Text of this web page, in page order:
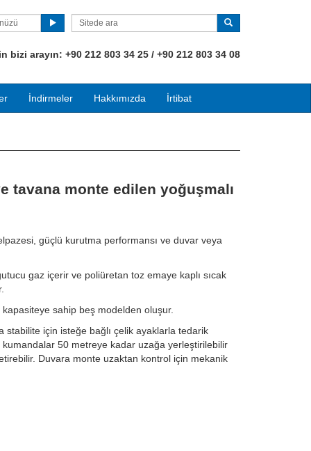
bizi arayın: +90 212 803 34 25 / +90 212 803 34 08
İndirmeler Hakkımızda İrtibat
tavana monte edilen yoğuşmalı
güçlü kurutma performansı ve duvar veya
gaz içerir ve poliüretan toz emaye kaplı sıcak
sahip beş modelden oluşur.
stabilite için isteğe bağlı çelik ayaklarla tedarik
50 metreye kadar uzağa yerleştirilebilir
Duvara monte uzaktan kontrol için mekanik